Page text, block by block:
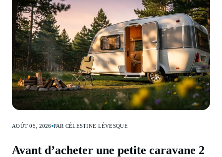
AOÛT 05, 2026 PAR CÉLESTINE LÉVESQUE
Avant d’acheter une petite caravane 2